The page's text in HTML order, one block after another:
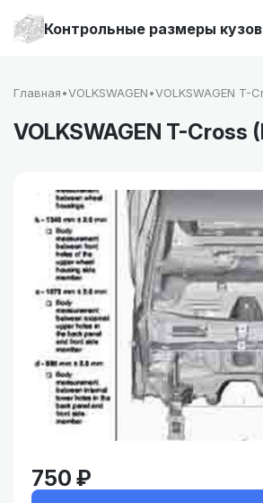
Контрольные размеры
Главная•VOLKSWAGEN•VOLKSWAGEN T-
VOLKSWAGEN T-Cross
750 ₽